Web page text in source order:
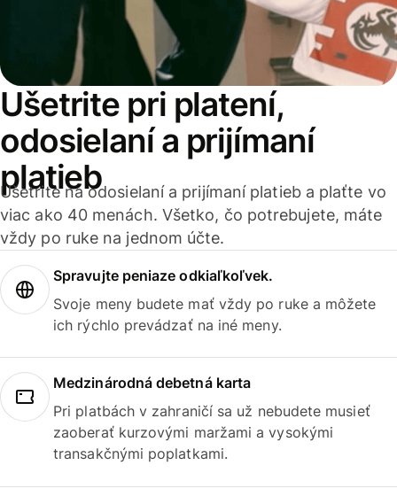
Ušetrite pri platení,
odosielaní a prijímaní
platieb
Ušetrite na odosielaní a prijímaní platieb a plaťte vo
viac ako 40 menách. Všetko, čo potrebujete, máte
vždy po ruke na jednom účte.
Spravujte peniaze odkiaľkoľvek.
Svoje meny budete mať vždy po ruke a môžete
ich rýchlo prevádzať na iné meny.
Medzinárodná debetná karta
Pri platbách v zahraničí sa už nebudete musieť
zaoberať kurzovými maržami a vysokými
transakčnými poplatkami.